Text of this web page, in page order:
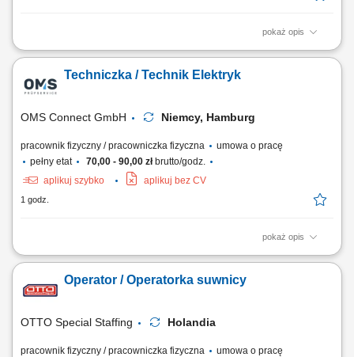
pokaż opis
Zakres obowiązków: wsparcie techniczne obszaru SMT/CBA w realizacji
eksploatacyjnych oraz przygotowanie stanowisk pracy, konserwacja i
bieżące utrzymanie stanowisk produkcyjnych, przezbrajanie i
Techniczka / Technik Elektryk
OMS Connect GmbH Niemcy, Hamburg
pracownik fizyczny / pracowniczka fizyczna
umowa o pracę
pełny etat
70,00 - 90,00 złbrutto/godz.
aplikuj szybko
aplikuj bez CV
1 godz.
pokaż opis
Twoje zadania: Kontrola bezpieczeństwa sprzętu elektrycznego.
Operator / Operatorka suwnicy
OTTO Special Staffing Holandia
pracownik fizyczny / pracowniczka fizyczna
umowa o pracę